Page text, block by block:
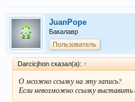
Профессором Х. Лохи был сделан
приступы эпилепсии наблюдались в
приступы в течение последующей
болезнь проявлялась в возрасте
симптомы эпилепсии, появившиеся в
указывали на то, что собака больна.
Болезнь наследовалась рецессивно,
унаследован щенком от обоих
рекомендует в первую очередь
ГОМОЗИГОТНОГО гена.
В Хельсинкском институте
JuanPope
Бакалавр
Пользователь
Darcicjhon сказал(а): ↑
О мсожно ссылку на эту запись?
Если невозможно ссылку